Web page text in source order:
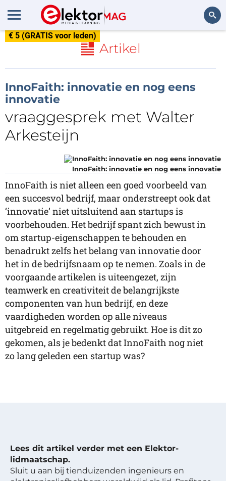
€ 5 (GRATIS voor leden)
Artikel
InnoFaith: innovatie en nog eens
innovatie
vraaggesprek met Walter
Arkesteijn
InnoFaith: innovatie en nog eens innovatie
InnoFaith is niet alleen een goed voorbeeld van
een succesvol bedrijf, maar onderstreept ook dat
‘innovatie’ niet uitsluitend aan startups is
voorbehouden. Het bedrijf spant zich bewust in
om startup-eigenschappen te behouden en
benadrukt zelfs het belang van innovatie door
het in de bedrijfsnaam op te nemen. Zoals in de
voorgaande artikelen is uiteengezet, zijn
teamwerk en creativiteit de belangrijkste
componenten van hun bedrijf, en deze
vaardigheden worden op alle niveaus
uitgebreid en regelmatig gebruikt. Hoe is dit zo
gekomen, als je bedenkt dat InnoFaith nog niet
zo lang geleden een startup was?
Lees dit artikel verder met een Elektor-
lidmaatschap.
Sluit u aan bij tienduizenden ingenieurs en